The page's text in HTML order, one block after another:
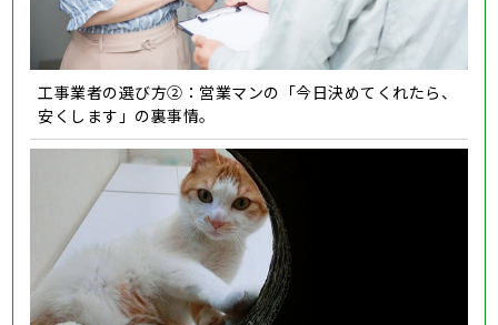
工事業者の選び方②：営業マンの「今日決めてくれたら、
安くします」の裏事情。